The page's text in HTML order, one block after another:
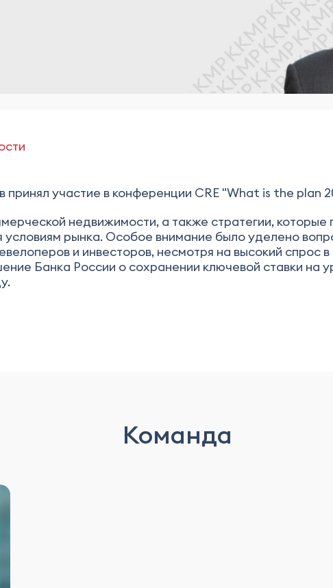
участие в конференции CRE "What is the plan
недвижимости, а также стратегии,
рынка. Особое внимание было уделено
и инвесторов, несмотря на высокий спрос
Банка России о сохранении ключевой ставки на
Команда